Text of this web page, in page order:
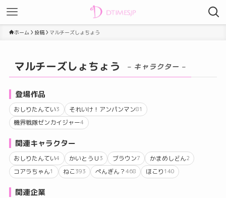
ホーム 投稿 マルチーズしょちょう
マルチーズしょちょう – キャラクター –
登場作品
おしりたんてい3 それいけ！アンパンマン81
機界戦隊ゼンカイジャー4
関連キャラクター
おしりたんてい4 かいとうＵ3 ブラウン7 かまめしどん2
コアラちゃん1 ねこ393 ぺんぎん？468 ほこり140
関連企業